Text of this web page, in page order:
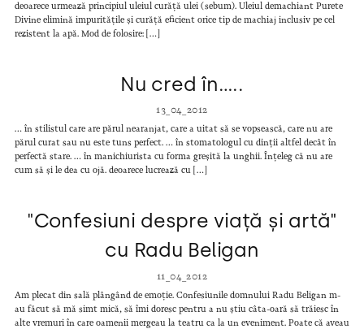
deoarece urmează principiul uleiul curăță ulei (sebum). Uleiul demachiant Purete
Divine elimină impuritățile și curăță eficient orice tip de machiaj inclusiv pe cel
rezistent la apă. Mod de folosire: […]
Nu cred în…..
13_04_2012
… în stilistul care are părul nearanjat, care a uitat să se vopsească, care nu are
părul curat sau nu este tuns perfect. … în stomatologul cu dinții altfel decât în
perfectă stare. … în manichiurista cu forma greșită la unghii. Înțeleg că nu are
cum să și le dea cu ojă. deoarece lucrează cu […]
"Confesiuni despre viață și artă"
cu Radu Beligan
11_04_2012
Am plecat din sală plângând de emoție. Confesiunile domnului Radu Beligan m-
au făcut să mă simt mică, să îmi doresc pentru a nu știu câta-oară să trăiesc în
alte vremuri în care oamenii mergeau la teatru ca la un eveniment. Poate că aveau